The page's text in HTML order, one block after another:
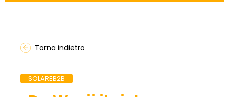
Torna indietro
SOLAREB2B